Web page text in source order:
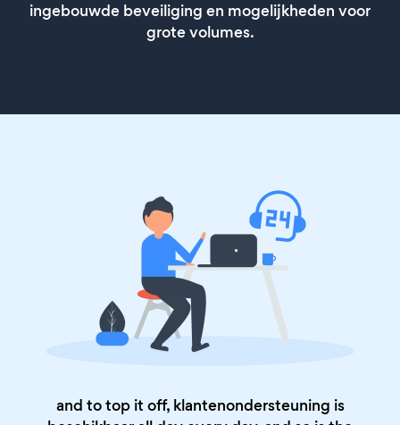
ingebouwde beveiliging en mogelijkheden voor
grote volumes.
and to top it off, klantenondersteuning is